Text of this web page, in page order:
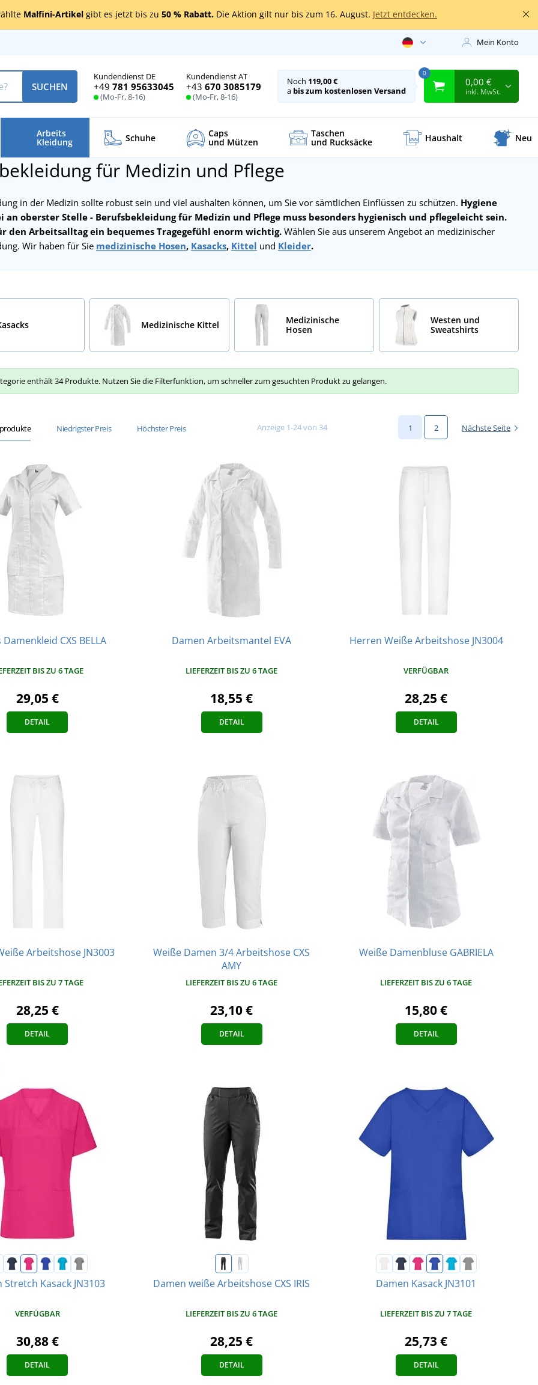
Malfini-Artikel gibt es jetzt bis zu 50 % Rabatt. Die Aktion gilt nur bis zum 16. August. Jetzt entdecken.
Mein Konto
Kundendienst DE
+49 781 95633045
(Mo-Fr, 8-16)
Kundendienst AT
+43 670 3085179
(Mo-Fr, 8-16)
SUCHEN Noch 119,00 €
a bis zum kostenlosen Versand
0
0,00 €
inkl. MwSt.
Arbeits
Kleidung Schuhe Caps
und Mützen
Taschen
und Rucksäcke Haushalt Neu
für Medizin und Pflege
in der Medizin sollte robust sein und viel aushalten können, um Sie vor sämtlichen Einflüssen zu schützen. Hygiene
an oberster Stelle - Berufsbekleidung für Medizin und Pflege muss besonders hygienisch und pflegeleicht sein.
den Arbeitsalltag ein bequemes Tragegefühl enorm wichtig. Wählen Sie aus unserem Angebot an medizinischer
Wir haben für Sie medizinische Hosen, Kasacks, Kittel und Kleider.
Medizinische Kittel
Medizinische
Hosen
Westen und
Sweatshirts
enthält 34 Produkte. Nutzen Sie die Filterfunktion, um schneller zum gesuchten Produkt zu gelangen.
Niedrigster Preis Höchster Preis Anzeige 1-24 von 34 1 2 Nächste Seite
CXS BELLA
BIS ZU 6 TAGE
29,05 €
DETAIL
Damen Arbeitsmantel EVA
LIEFERZEIT BIS ZU 6 TAGE
18,55 €
DETAIL
Herren Weiße Arbeitshose JN3004
VERFÜGBAR
28,25 €
DETAIL
Arbeitshose JN3003
BIS ZU 7 TAGE
28,25 €
DETAIL
Weiße Damen 3/4 Arbeitshose CXS
AMY
LIEFERZEIT BIS ZU 6 TAGE
23,10 €
DETAIL
Weiße Damenbluse GABRIELA
LIEFERZEIT BIS ZU 6 TAGE
15,80 €
DETAIL
Stretch Kasack JN3103
VERFÜGBAR
30,88 €
DETAIL
Damen weiße Arbeitshose CXS IRIS
LIEFERZEIT BIS ZU 6 TAGE
28,25 €
DETAIL
Damen Kasack JN3101
LIEFERZEIT BIS ZU 7 TAGE
25,73 €
DETAIL